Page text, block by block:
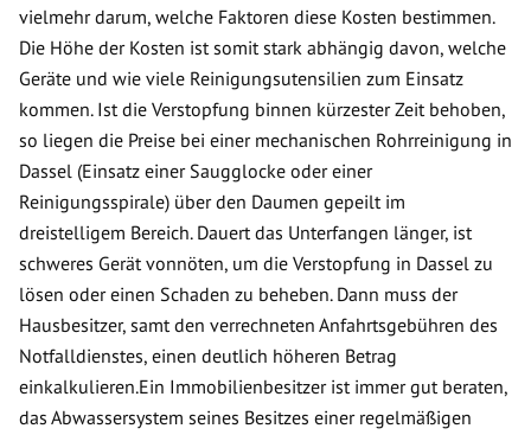
vielmehr darum, welche Faktoren diese Kosten bestimmen.
Die Höhe der Kosten ist somit stark abhängig davon, welche
Geräte und wie viele Reinigungsutensilien zum Einsatz
kommen. Ist die Verstopfung binnen kürzester Zeit behoben,
so liegen die Preise bei einer mechanischen Rohrreinigung in
Dassel (Einsatz einer Saugglocke oder einer
Reinigungsspirale) über den Daumen gepeilt im
dreistelligem Bereich. Dauert das Unterfangen länger, ist
schweres Gerät vonnöten, um die Verstopfung in Dassel zu
lösen oder einen Schaden zu beheben. Dann muss der
Hausbesitzer, samt den verrechneten Anfahrtsgebühren des
Notfalldienstes, einen deutlich höheren Betrag
einkalkulieren.Ein Immobilienbesitzer ist immer gut beraten,
das Abwassersystem seines Besitzes einer regelmäßigen